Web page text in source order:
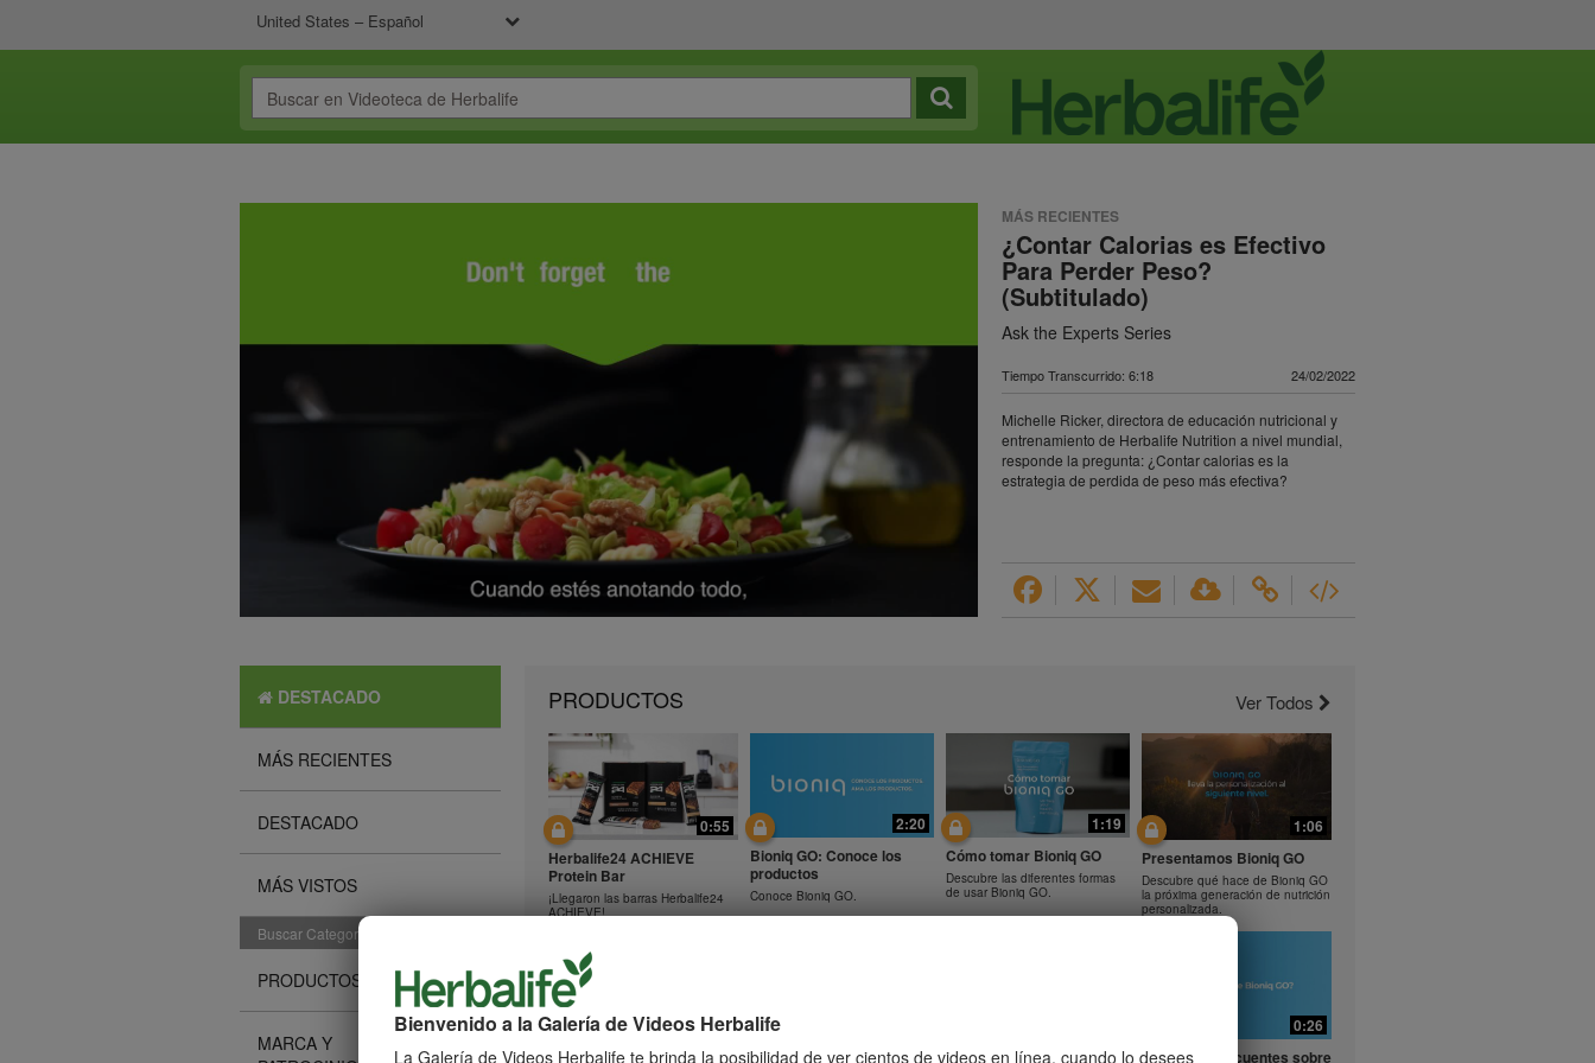
United States – Español
Bienvenido a la Galería de Videos Herbalife
La Galería de Videos Herbalife te brinda la posibilidad de ver cientos de videos en línea, cuando lo desees
MÁS RECIENTES
¿Contar Calorias es Efectivo
Para Perder Peso?
(Subtitulado)
Ask the Experts Series
Tiempo Transcurrido: 6:18 24/02/2022
Michelle Ricker, directora de educación nutricional y
entrenamiento de Herbalife Nutrition a nivel mundial,
responde la pregunta: ¿Contar calorias es la
estrategia de perdida de peso más efectiva?
DESTACADO
MÁS RECIENTES
DESTACADO
MÁS VISTOS
Buscar Categorías
PRODUCTOS
MARCA Y
PRODUCTOS Ver Todos
0:55
Herbalife24 ACHIEVE
Protein Bar
¡Llegaron las barras Herbalife24
ACHIEVE!
2:20
Bioniq GO: Conoce los
productos
Conoce Bioniq GO.
1:19
Cómo tomar Bioniq GO
Descubre las diferentes formas
de usar Bioniq GO.
1:06
Presentamos Bioniq GO
Descubre qué hace de Bioniq GO
la próxima generación de nutrición
personalizada.
0:41
Preguntas frecuentes sobre
Preguntas frecuentes
Preguntas frecuentes
0:26
Preguntas frecuentes sobre